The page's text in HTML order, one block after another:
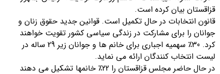
قزاقستان بیان کرده است.
قانون انتخابات در حال تکمیل است. قوانین جدید حقوق زنان و
جوانان را برای مشارکت در زندگی سیاسی کشور تقویت خواهند
کرد. 30٪ سهمیه اجباری برای خانم ها و جوانان زیر 29 ساله در
لیست انتخاب کنندگان ارائه می نماید.
در حال حاضر مجلس قزاقستان را 22٪ خانمها تشکیل می دهند